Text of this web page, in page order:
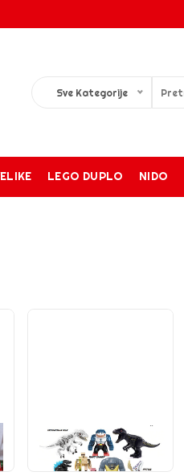
Sve Kategorije
LEGO DUPLO NIDO
RAZNI PROIZVOĐAČI
(241)